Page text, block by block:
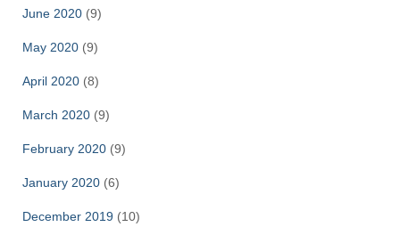
June 2020 (9)
May 2020 (9)
April 2020 (8)
March 2020 (9)
February 2020 (9)
January 2020 (6)
December 2019 (10)